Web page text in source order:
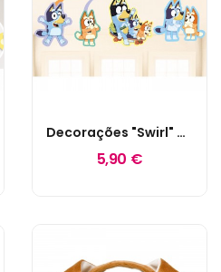
Decorações "Swirl" Bluey
5,90 €